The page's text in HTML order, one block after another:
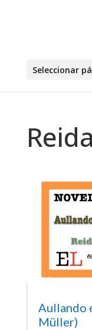
Seleccionar
Aullando
Müller)